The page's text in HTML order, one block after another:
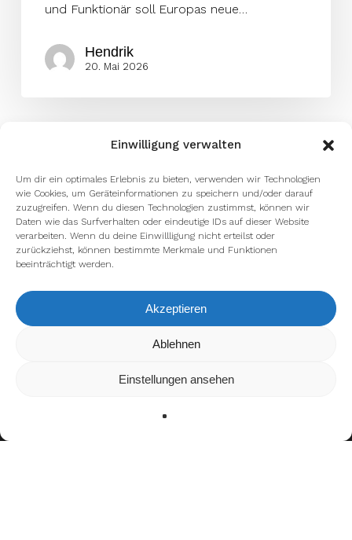
Einwilligung verwalten
Um dir ein optimales Erlebnis zu bieten, verwenden wir Technologien
wie Cookies, um Geräteinformationen zu speichern und/oder darauf
zuzugreifen. Wenn du diesen Technologien zustimmst, können wir
Daten wie das Surfverhalten oder eindeutige IDs auf dieser Website
verarbeiten. Wenn du deine Einwillligung nicht erteilst oder
zurückziehst, können bestimmte Merkmale und Funktionen
beeinträchtigt werden.
Akzeptieren
Ablehnen
Einstellungen ansehen
und Funktionär soll Europas neue…
Hendrik
20. Mai 2026
Wir verwenden Cookies, um dir die bestmögliche Erfahrung auf
kannst du erfahren, welche Cookies wir
verwenden oder sie ausschalten.